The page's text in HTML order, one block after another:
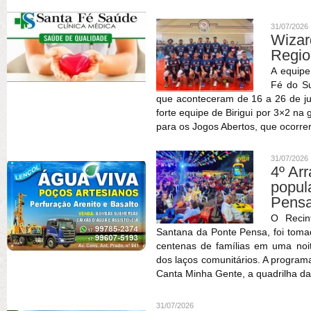
31/07/2026
A
Fé do
que aconteceram de 16 a 26 de
forte equipe de Birigui por 3×2 na
para os Jogos Abertos, que
31/07/2026
4º
O
Santana da Ponte Pensa, foi
centenas de famílias em uma
dos laços comunitários. A
Canta Minha Gente, a quadrilha
31/07/2026